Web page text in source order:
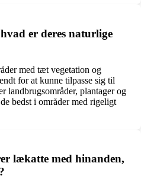
er deres naturlige
med tæt vegetation og
for at kunne tilpasse sig til
landbrugsområder, plantager og
bedst i områder med rigeligt
lækatte med hinanden,